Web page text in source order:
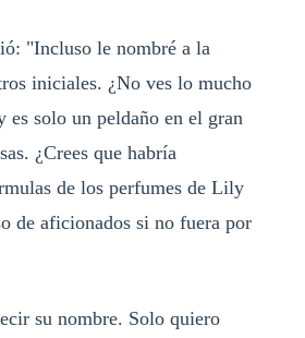
"Incluso le nombré a la
iniciales. ¿No ves lo mucho
es solo un peldaño en el gran
¿Crees que habría
de los perfumes de Lily
de aficionados si no fuera por
su nombre. Solo quiero